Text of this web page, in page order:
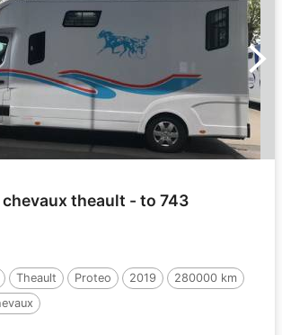
theault - to 743
Theault Proteo 2019
280000 km